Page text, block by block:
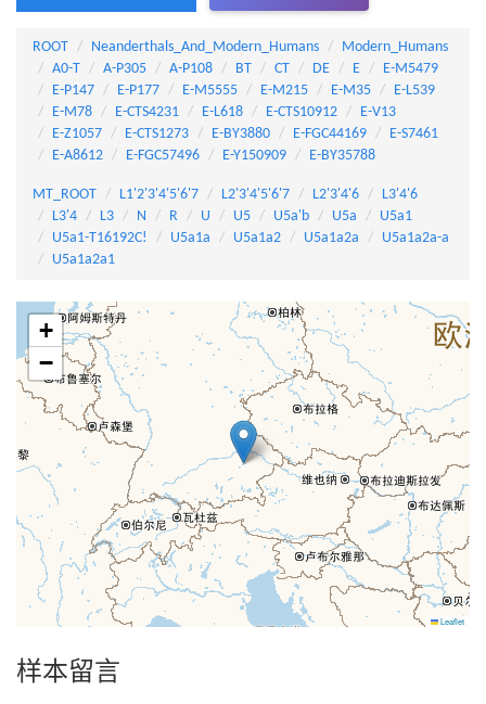
ROOT Neanderthals_And_Modern_Humans
Modern_Humans
A0-T
A-P305 A-P108 BT CT DE E
E-M5479
E-P147
E-P177 E-M5555 E-M215 E-M35
E-L539
E-M78
E-CTS4231 E-L618 E-CTS10912
E-V13
E-Z1057
E-CTS1273 E-BY3880 E-FGC44169
E-S7461
E-A8612
E-FGC57496 E-Y150909 E-BY35788
MT_ROOT L1'2'3'4'5'6'7 L2'3'4'5'6'7 L2'3'4'6
L3'4'6
L3'4
L3 N R U U5 U5a'b U5a
U5a1
U5a1-T16192C!
U5a1a U5a1a2 U5a1a2a
U5a1a2a-a
U5a1a2a1
+
−
Leaflet
样本留言